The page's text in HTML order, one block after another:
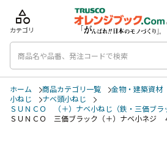
category
カテゴリ
ホーム 商品カテゴリ一覧 金物・建築資材
小ねじ
ナベ頭小ねじ
ＳＵＮＣＯ （＋）ナベ小ねじ（鉄・三価ブラ
ＳＵＮＣＯ 三価ブラック（＋）ナベ小ネジ